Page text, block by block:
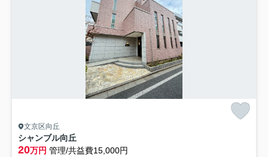
文京区向丘
シャンブル向丘
20万円 管理/共益費15,000円